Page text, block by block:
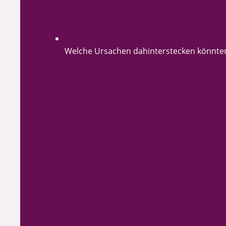
Welche Ursachen dahinterstecken